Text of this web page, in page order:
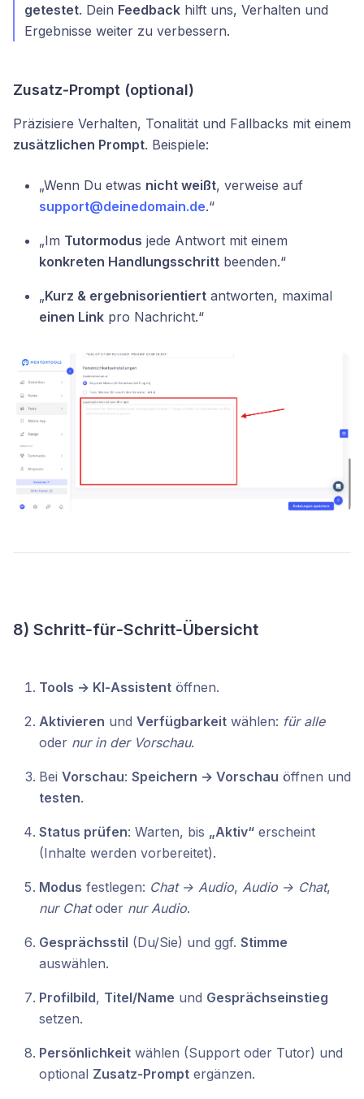
getestet. Dein Feedback hilft uns, Verhalten und
Ergebnisse weiter zu verbessern.
Zusatz‑Prompt (optional)
Präzisiere Verhalten, Tonalität und Fallbacks mit einem
zusätzlichen Prompt. Beispiele:
„Wenn Du etwas nicht weißt, verweise auf
support@deinedomain.de.“
„Im Tutormodus jede Antwort mit einem
konkreten Handlungsschritt beenden.“
„Kurz & ergebnisorientiert antworten, maximal
einen Link pro Nachricht.“
8) Schritt‑für‑Schritt‑Übersicht
Tools → KI‑Assistent öffnen.
Aktivieren und Verfügbarkeit wählen: für alle
oder nur in der Vorschau.
Bei Vorschau: Speichern → Vorschau öffnen und
testen.
Status prüfen: Warten, bis „Aktiv“ erscheint
(Inhalte werden vorbereitet).
Modus festlegen: Chat → Audio, Audio → Chat,
nur Chatoder nur Audio.
Gesprächsstil (Du/Sie) und ggf. Stimme
auswählen.
Profilbild, Titel/Name und Gesprächseinstieg
setzen.
Persönlichkeit wählen (Support oder Tutor) und
optional Zusatz‑Prompt ergänzen.